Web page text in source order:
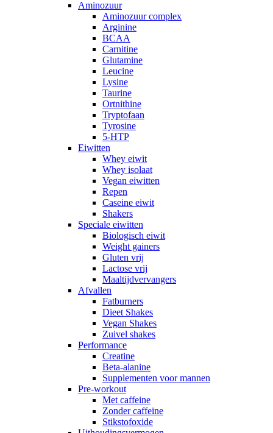
Aminozuur
Aminozuur complex
Arginine
BCAA
Carnitine
Glutamine
Leucine
Lysine
Taurine
Ortnithine
Tryptofaan
Tyrosine
5-HTP
Eiwitten
Whey eiwit
Whey isolaat
Vegan eiwitten
Repen
Caseine eiwit
Shakers
Speciale eiwitten
Biologisch eiwit
Weight gainers
Gluten vrij
Lactose vrij
Maaltijdvervangers
Afvallen
Fatburners
Dieet Shakes
Vegan Shakes
Zuivel shakes
Performance
Creatine
Beta-alanine
Supplementen voor mannen
Pre-workout
Met caffeine
Zonder caffeine
Stikstofoxide